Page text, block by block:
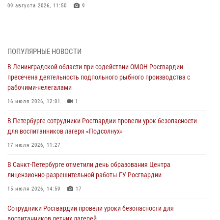
09 августа 2026, 11:50 9
09 августа 2026, 11:30 4
Сотрудники Росгвардии приняли участие в праздновании Дня
физкультурника
08 августа 2026, 17:21
патриотическом мероприятии "Крылатая пехота"
08 августа 2026, 11:31
вневедомственной охраны, погибших при исполнении служебного
долга
07 августа 2026, 18:55 11
В Санкт-Петербурге росгвардейцы пресекли попытку руферов
ПОПУЛЯРНЫЕ НОВОСТИ
В Ленинградской области при содействии ОМОН Росгвардии
пресечена деятельность подпольного рыбного производства с
рабочими-нелегалами
16 июля 2026, 12:01 1
В Петербурге сотрудники Росгвардии провели урок безопасности
для воспитанников лагеря «Подсолнух»
17 июля 2026, 11:27
В Санкт-Петербурге отметили день образования Центра
лицензионно-разрешительной работы ГУ Росгвардии
15 июля 2026, 14:59 17
Сотрудники Росгвардии провели уроки безопасности для